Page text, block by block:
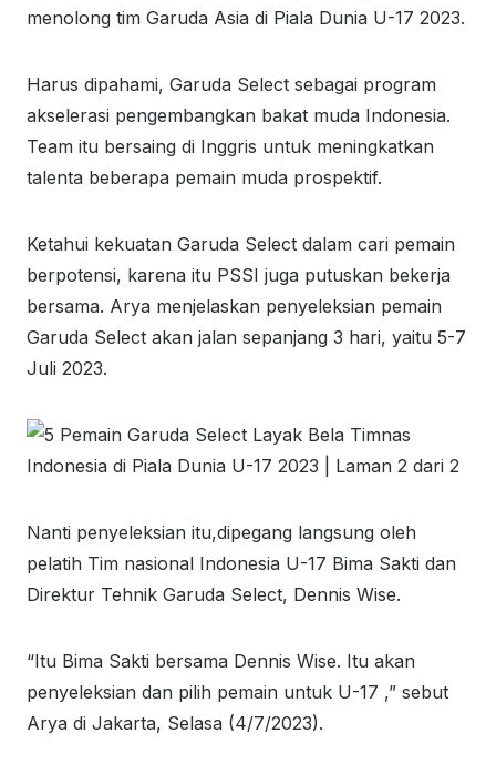
menolong tim Garuda Asia di Piala Dunia U-17 2023.
Harus dipahami, Garuda Select sebagai program
akselerasi pengembangkan bakat muda Indonesia.
Team itu bersaing di Inggris untuk meningkatkan
talenta beberapa pemain muda prospektif.
Ketahui kekuatan Garuda Select dalam cari pemain
berpotensi, karena itu PSSI juga putuskan bekerja
bersama. Arya menjelaskan penyeleksian pemain
Garuda Select akan jalan sepanjang 3 hari, yaitu 5-7
Juli 2023.
Nanti penyeleksian itu,dipegang langsung oleh
pelatih Tim nasional Indonesia U-17 Bima Sakti dan
Direktur Tehnik Garuda Select, Dennis Wise.
“Itu Bima Sakti bersama Dennis Wise. Itu akan
penyeleksian dan pilih pemain untuk U-17 ,” sebut
Arya di Jakarta, Selasa (4/7/2023).